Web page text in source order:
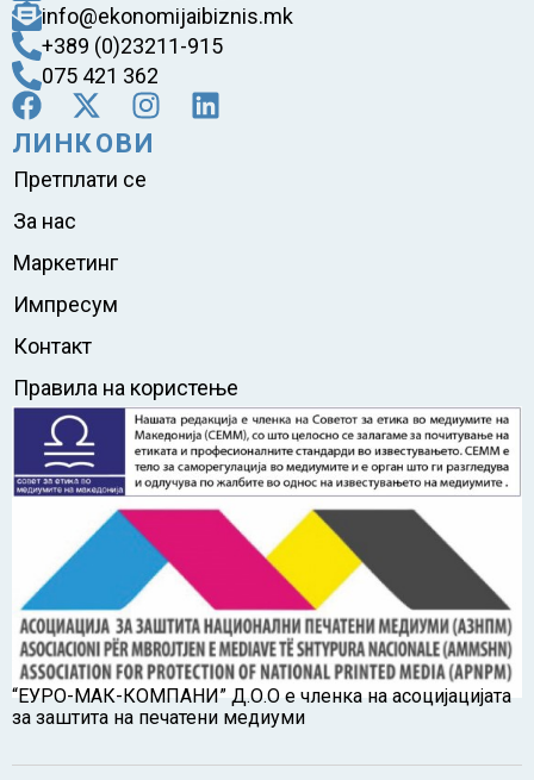
info@ekonomijaibiznis.mk
+389 (0)23211-915
075 421 362
ЛИНКОВИ
Претплати се
За нас
Маркетинг
Импресум
Контакт
Правила на користење
“ЕУРО-МАК-КОМПАНИ” Д.О.О е членка на асоцијацијата
за заштита на печатени медиуми